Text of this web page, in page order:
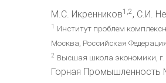
М.С. Икренников1,2, С.И.
1 Институт проблем
Москва, Российская
2 Высшая школа экономики,
Горная Промышленность